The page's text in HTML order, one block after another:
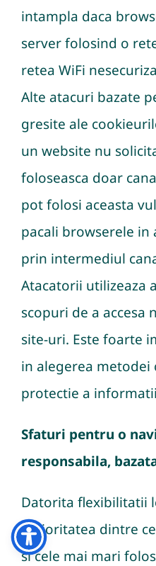
intampla daca
server folosind o
retea WiFi
Alte atacuri bazate
gresite ale
un website nu
foloseasca doar
pot folosi aceasta
pacali browserele
prin intermediul
Atacatorii utilizeaza
scopuri de a accesa
site-uri. Este foarte
in alegerea
protectie a
Sfaturi pentru o
responsabila,
Datorita flexibilitatii
majoritatea dintre
si cele mai mari